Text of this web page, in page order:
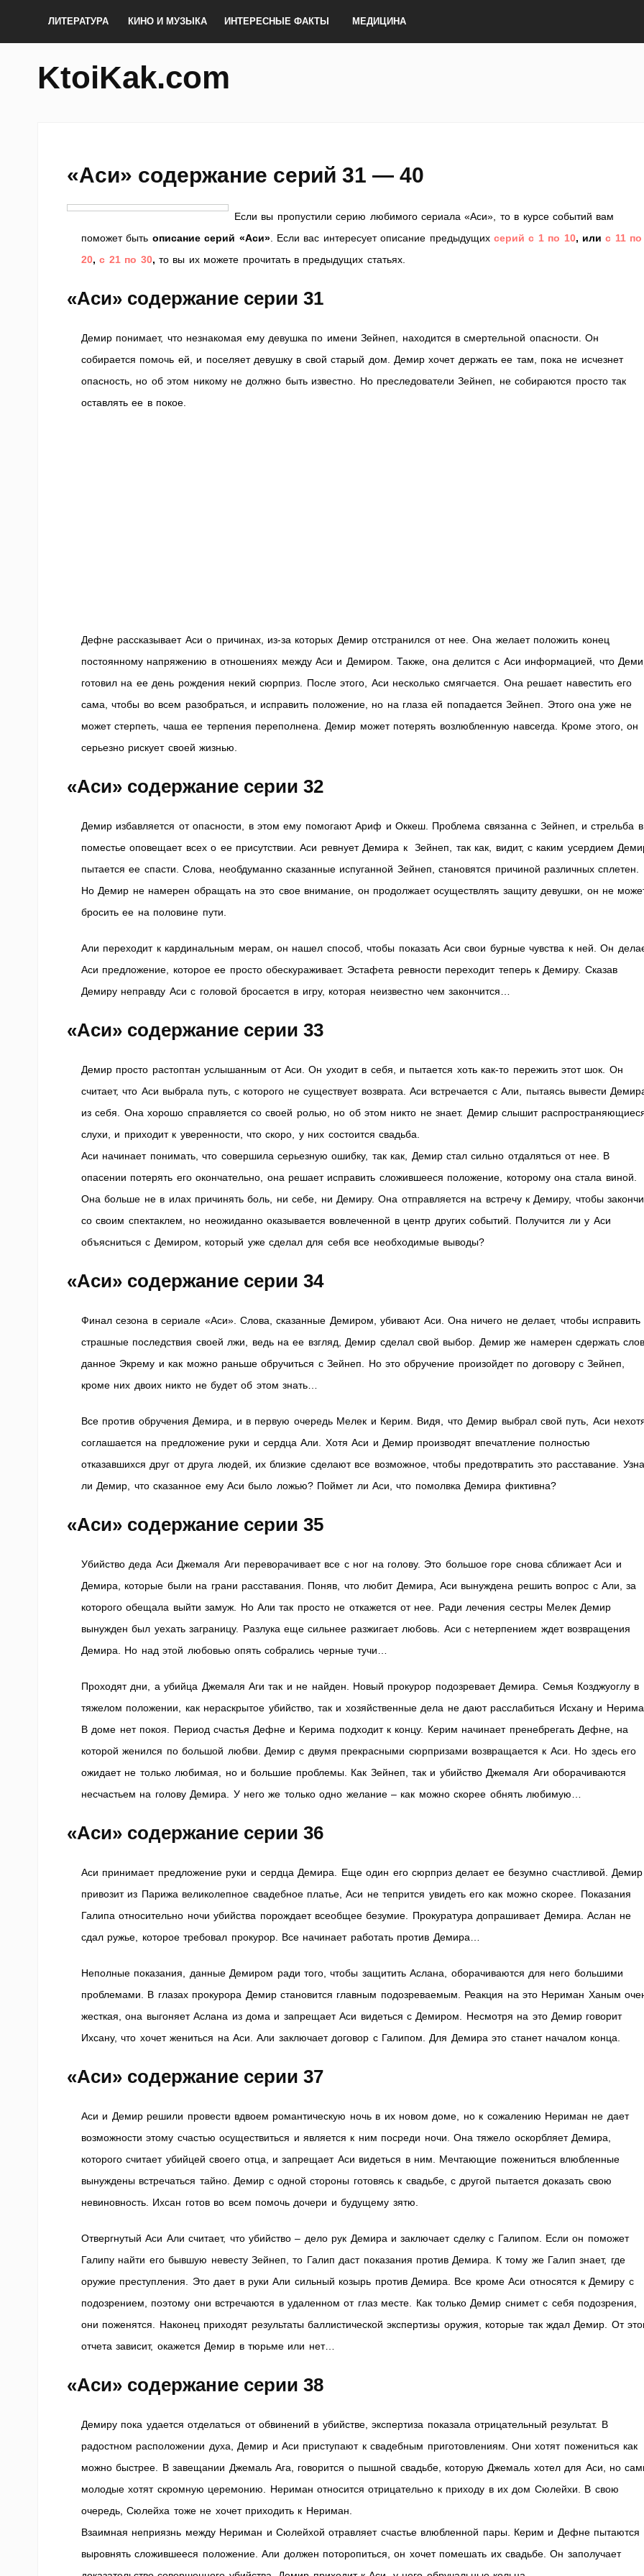
ЛИТЕРАТУРА КИНО И МУЗЫКА ИНТЕРЕСНЫЕ ФАКТЫ МЕДИЦИНА
KtoiKak.com
«Аси» содержание серий 31 — 40
Если вы пропустили серию любимого сериала «Аси», то в курсе событий вам
поможет быть описание серий «Аси». Если вас интересует описание предыдущихсерий с 1 по 10, илис 11 по
20,с 21 по 30, то вы их можете прочитать в предыдущих статьях.
«Аси» содержание серии 31
Демир понимает, что незнакомая ему девушка по имени Зейнеп, находится в смертельной опасности. Он
собирается помочь ей, и поселяет девушку в свой старый дом. Демир хочет держать ее там, пока не исчезнет
опасность, но об этом никому не должно быть известно. Но преследователи Зейнеп, не собираются просто так
оставлять ее в покое.
Дефне рассказывает Аси о причинах, из-за которых Демир отстранился от нее. Она желает положить конец
постоянному напряжению в отношениях между Аси и Демиром. Также, она делится с Аси информацией, что
готовил на ее день рождения некий сюрприз. После этого, Аси несколько смягчается. Она решает навестить его
сама, чтобы во всем разобраться, и исправить положение, но на глаза ей попадается Зейнеп. Этого она уже не
может стерпеть, чаша ее терпения переполнена. Демир может потерять возлюбленную навсегда. Кроме этого, он
серьезно рискует своей жизнью.
«Аси» содержание серии 32
Демир избавляется от опасности, в этом ему помогают Ариф и Оккеш. Проблема связанна с Зейнеп, и стрельба в
поместье оповещает всех о ее присутствии. Аси ревнует Демира к Зейнеп, так как, видит, с каким усердием
пытается ее спасти. Слова, необдуманно сказанные испуганной Зейнеп, становятся причиной различных сплетен.
Но Демир не намерен обращать на это свое внимание, он продолжает осуществлять защиту девушки, он не
бросить ее на половине пути.
Али переходит к кардинальным мерам, он нашел способ, чтобы показать Аси свои бурные чувства к ней. Он
Аси предложение, которое ее просто обескураживает. Эстафета ревности переходит теперь к Демиру. Сказав
Демиру неправду Аси с головой бросается в игру, которая неизвестно чем закончится…
«Аси» содержание серии 33
Демир просто растоптан услышанным от Аси. Он уходит в себя, и пытается хоть как-то пережить этот шок. Он
считает, что Аси выбрала путь, с которого не существует возврата. Аси встречается с Али, пытаясь вывести
из себя. Она хорошо справляется со своей ролью, но об этом никто не знает. Демир слышит
слухи, и приходит к уверенности, что скоро, у них состоится свадьба.
Аси начинает понимать, что совершила серьезную ошибку, так как, Демир стал сильно отдаляться от нее. В
опасении потерять его окончательно, она решает исправить сложившееся положение, которому она стала виной.
Она больше не в илах причинять боль, ни себе, ни Демиру. Она отправляется на встречу к Демиру, чтобы
со своим спектаклем, но неожиданно оказывается вовлеченной в центр других событий. Получится ли у Аси
объясниться с Демиром, который уже сделал для себя все необходимые выводы?
«Аси» содержание серии 34
Финал сезона в сериале «Аси». Слова, сказанные Демиром, убивают Аси. Она ничего не делает, чтобы исправить
страшные последствия своей лжи, ведь на ее взгляд, Демир сделал свой выбор. Демир же намерен сдержать
данное Экрему и как можно раньше обручиться с Зейнеп. Но это обручение произойдет по договору с Зейнеп,
кроме них двоих никто не будет об этом знать…
Все против обручения Демира, и в первую очередь Мелек и Керим. Видя, что Демир выбрал свой путь, Аси
соглашается на предложение руки и сердца Али. Хотя Аси и Демир производят впечатление полностью
отказавшихся друг от друга людей, их близкие сделают все возможное, чтобы предотвратить это расставание.
ли Демир, что сказанное ему Аси было ложью? Поймет ли Аси, что помолвка Демира фиктивна?
«Аси» содержание серии 35
Убийство деда Аси Джемаля Аги переворачивает все с ног на голову. Это большое горе снова сближает Аси и
Демира, которые были на грани расставания. Поняв, что любит Демира, Аси вынуждена решить вопрос с Али, за
которого обещала выйти замуж. Но Али так просто не откажется от нее. Ради лечения сестры Мелек Демир
вынужден был уехать заграницу. Разлука еще сильнее разжигает любовь. Аси с нетерпением ждет возвращения
Демира. Но над этой любовью опять собрались черные тучи…
Проходят дни, а убийца Джемаля Аги так и не найден. Новый прокурор подозревает Демира. Семья Козджуоглу в
тяжелом положении, как нераскрытое убийство, так и хозяйственные дела не дают расслабиться Исхану и
В доме нет покоя. Период счастья Дефне и Керима подходит к концу. Керим начинает пренебрегать Дефне, на
которой женился по большой любви. Демир с двумя прекрасными сюрпризами возвращается к Аси. Но здесь его
ожидает не только любимая, но и большие проблемы. Как Зейнеп, так и убийство Джемаля Аги оборачиваются
несчастьем на голову Демира. У него же только одно желание – как можно скорее обнять любимую…
«Аси» содержание серии 36
Аси принимает предложение руки и сердца Демира. Еще один его сюрприз делает ее безумно счастливой. Демир
привозит из Парижа великолепное свадебное платье, Аси не тепрится увидеть его как можно скорее. Показания
Галипа относительно ночи убийства порождает всеобщее безумие. Прокуратура допрашивает Демира. Аслан не
сдал ружье, которое требовал прокурор. Все начинает работать против Демира…
Неполные показания, данные Демиром ради того, чтобы защитить Аслана, оборачиваются для него большими
проблемами. В глазах прокурора Демир становится главным подозреваемым. Реакция на это Нериман Ханым
жесткая, она выгоняет Аслана из дома и запрещает Аси видеться с Демиром. Несмотря на это Демир говорит
Ихсану, что хочет жениться на Аси. Али заключает договор с Галипом. Для Демира это станет началом конца.
«Аси» содержание серии 37
Аси и Демир решили провести вдвоем романтическую ночь в их новом доме, но к сожалению Нериман не дает
возможности этому счастью осуществиться и является к ним посреди ночи. Она тяжело оскорбляет Демира,
которого считает убийцей своего отца, и запрещает Аси видеться в ним. Мечтающие пожениться влюбленные
вынуждены встречаться тайно. Демир с одной стороны готовясь к свадьбе, с другой пытается доказать свою
невиновность. Ихсан готов во всем помочь дочери и будущему зятю.
Отвергнутый Аси Али считает, что убийство – дело рук Демира и заключает сделку с Галипом. Если он поможет
Галипу найти его бывшую невесту Зейнеп, то Галип даст показания против Демира. К тому же Галип знает, где
оружие преступления. Это дает в руки Али сильный козырь против Демира. Все кроме Аси относятся к Демиру с
подозрением, поэтому они встречаются в удаленном от глаз месте. Как только Демир снимет с себя подозрения,
они поженятся. Наконец приходят результаты баллистической экспертизы оружия, которые так ждал Демир. От
отчета зависит, окажется Демир в тюрьме или нет…
«Аси» содержание серии 38
Демиру пока удается отделаться от обвинений в убийстве, экспертиза показала отрицательный результат. В
радостном расположении духа, Демир и Аси приступают к свадебным приготовлениям. Они хотят пожениться как
можно быстрее. В завещании Джемаль Ага, говорится о пышной свадьбе, которую Джемаль хотел для Аси, но
молодые хотят скромную церемонию. Нериман относится отрицательно к приходу в их дом Сюлейхи. В свою
очередь, Сюлейха тоже не хочет приходить к Нериман.
Взаимная неприязнь между Нериман и Сюлейхой отравляет счастье влюбленной пары. Керим и Дефне пытаются
выровнять сложившееся положение. Али должен поторопиться, он хочет помешать их свадьбе. Он заполучает